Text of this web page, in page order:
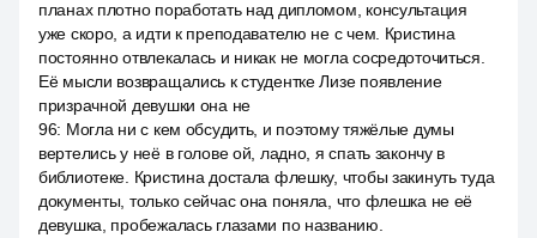
планах плотно поработать над дипломом, консультация
уже скоро, а идти к преподавателю не с чем. Кристина
постоянно отвлекалась и никак не могла сосредоточиться.
Её мысли возвращались к студентке Лизе появление
призрачной девушки она не
96: Могла ни с кем обсудить, и поэтому тяжёлые думы
вертелись у неё в голове ой, ладно, я спать закончу в
библиотеке. Кристина достала флешку, чтобы закинуть туда
документы, только сейчас она поняла, что флешка не её
девушка, пробежалась глазами по названию.